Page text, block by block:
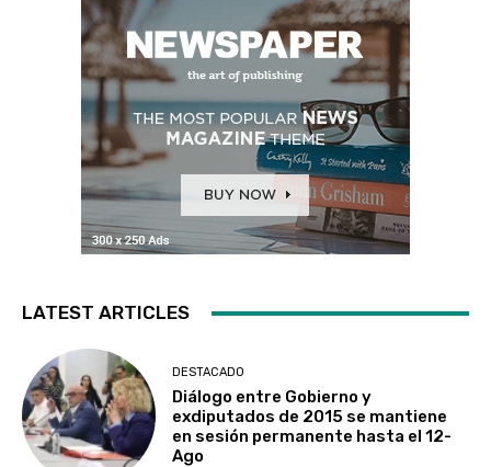
LATEST ARTICLES
DESTACADO
Diálogo entre Gobierno y
exdiputados de 2015 se mantiene
en sesión permanente hasta el 12-
Ago